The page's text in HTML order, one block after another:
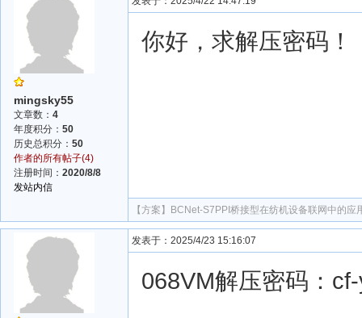
mingsky55
文章数： 4
年度积分： 50
历史总积分： 50
作者的所有帖子(4)
注册时间： 2020/8/8
发站内信
你好，求解压密码！
【方案】 BCNet-S7PPI桥接型在纺机设备联网中的应
发表于：2025/4/23 15:16:07
068VM解压密码：